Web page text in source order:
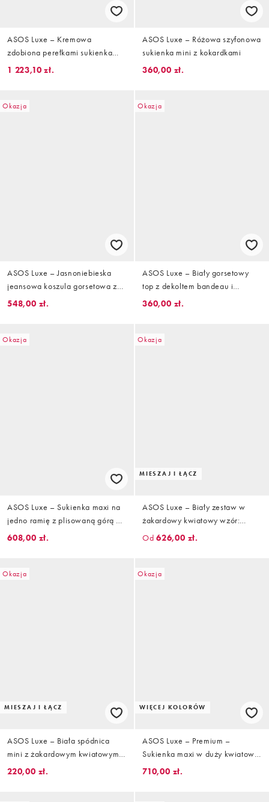
ASOS Luxe – Kremowa
zdobiona perełkami sukienka
mini z długimi rękawami
1 223,10 zł.
ASOS Luxe – Różowa szyfonowa
sukienka mini z kokardkami
360,00 zł.
Okazja
ASOS Luxe – Jasnoniebieska
jeansowa koszula gorsetowa z
baskinką zdobiona koronką i
548,00 zł.
Okazja
ASOS Luxe – Biały gorsetowy
top z dekoltem bandeau i
kontrastowym zdobieniem
360,00 zł.
Okazja
ASOS Luxe – Sukienka maxi na
jedno ramię z plisowaną górą w
kolorze mokki
608,00 zł.
Okazja
MIESZAJ I ŁĄCZ
ASOS Luxe – Biały zestaw w
żakardowy kwiatowy wzór:
taliowana marynarka z
Od 626,00 zł.
Okazja
MIESZAJ I ŁĄCZ
ASOS Luxe – Biała spódnica
mini z żakardowym kwiatowym
wzorem, część zestawu
220,00 zł.
Okazja
WIĘCEJ KOLORÓW
ASOS Luxe – Premium –
Sukienka maxi w duży kwiatowy
wzór
710,00 zł.